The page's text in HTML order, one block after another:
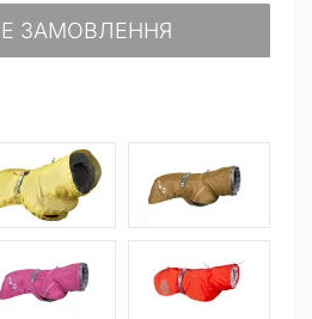
ЗАМОВЛЕННЯ